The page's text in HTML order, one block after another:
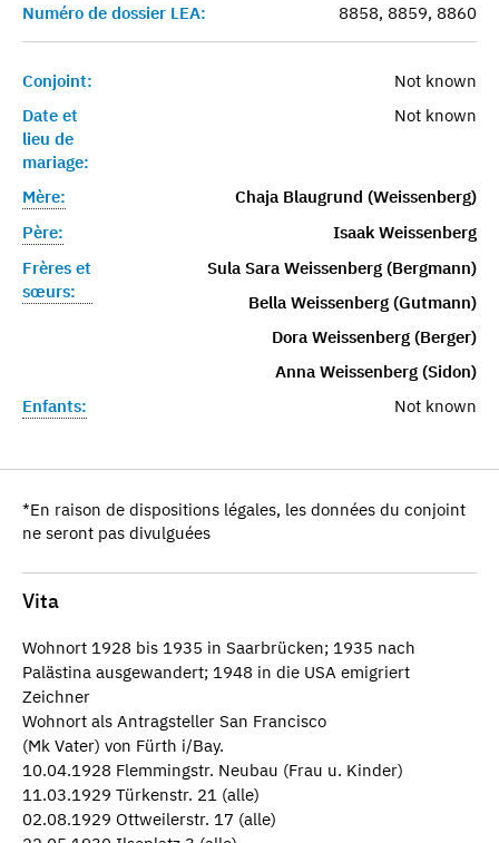
Numéro de dossier LEA:
8858, 8859, 8860
Conjoint:
Not known
Date et
lieu de
mariage:
Not known
Mère:
Chaja Blaugrund (Weissenberg)
Père:
Isaak Weissenberg
Frères et
sœurs:
Sula Sara Weissenberg (Bergmann)
Bella Weissenberg (Gutmann)
Dora Weissenberg (Berger)
Anna Weissenberg (Sidon)
Enfants:
Not known
*En raison de dispositions légales, les données du conjoint
ne seront pas divulguées
Vita
Wohnort 1928 bis 1935 in Saarbrücken; 1935 nach
Palästina ausgewandert; 1948 in die USA emigriert
Zeichner
Wohnort als Antragsteller San Francisco
(Mk Vater) von Fürth i/Bay.
10.04.1928 Flemmingstr. Neubau (Frau u. Kinder)
11.03.1929 Türkenstr. 21 (alle)
02.08.1929 Ottweilerstr. 17 (alle)